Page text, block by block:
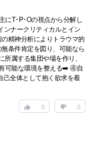
T･P･Oの視点から分解し
ナークリティカルとイン
精神分析によりトラウマ的
条件肯定を図り、可能なら
属する集団や場を作り、
可能な環境を整える➡️ ④自
全体として抱く欲求を着
0
0